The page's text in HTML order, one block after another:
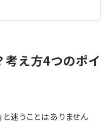
考え方4つのポイ
」と迷うことはありません